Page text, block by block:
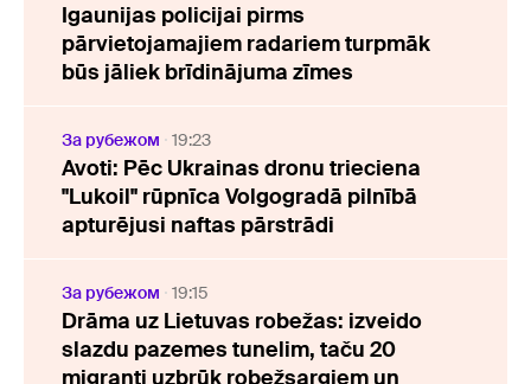
Igaunijas policijai pirms
pārvietojamajiem radariem turpmāk
būs jāliek brīdinājuma zīmes
За рубежом 19:23
Avoti: Pēc Ukrainas dronu trieciena
"Lukoil" rūpnīca Volgogradā pilnībā
apturējusi naftas pārstrādi
За рубежом 19:15
Drāma uz Lietuvas robežas: izveido
slazdu pazemes tunelim, taču 20